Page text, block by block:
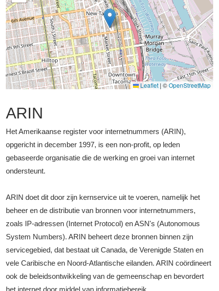
Leaflet | ©OpenStreetMap
ARIN
Het Amerikaanse register voor internetnummers (ARIN),
opgericht in december 1997, is een non-profit, op leden
gebaseerde organisatie die de werking en groei van internet
ondersteunt.
ARIN doet dit door zijn kernservice uit te voeren, namelijk het
beheer en de distributie van bronnen voor internetnummers,
zoals IP-adressen (Internet Protocol) en ASN's (Autonomous
System Numbers). ARIN beheert deze bronnen binnen zijn
servicegebied, dat bestaat uit Canada, de Verenigde Staten en
vele Caribische en Noord-Atlantische eilanden. ARIN coördineert
ook de beleidsontwikkeling van de gemeenschap en bevordert
het internet door middel van informatiebereik.